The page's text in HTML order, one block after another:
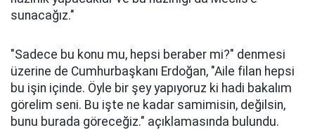
sunacağız."
"Sadece bu konu mu, hepsi beraber mi?" denmesi
üzerine de Cumhurbaşkanı Erdoğan, "Aile filan hepsi
bu işin içinde. Öyle bir şey yapıyoruz ki hadi bakalım
görelim seni. Bu işte ne kadar samimisin, değilsin,
bunu burada göreceğiz." açıklamasında bulundu.